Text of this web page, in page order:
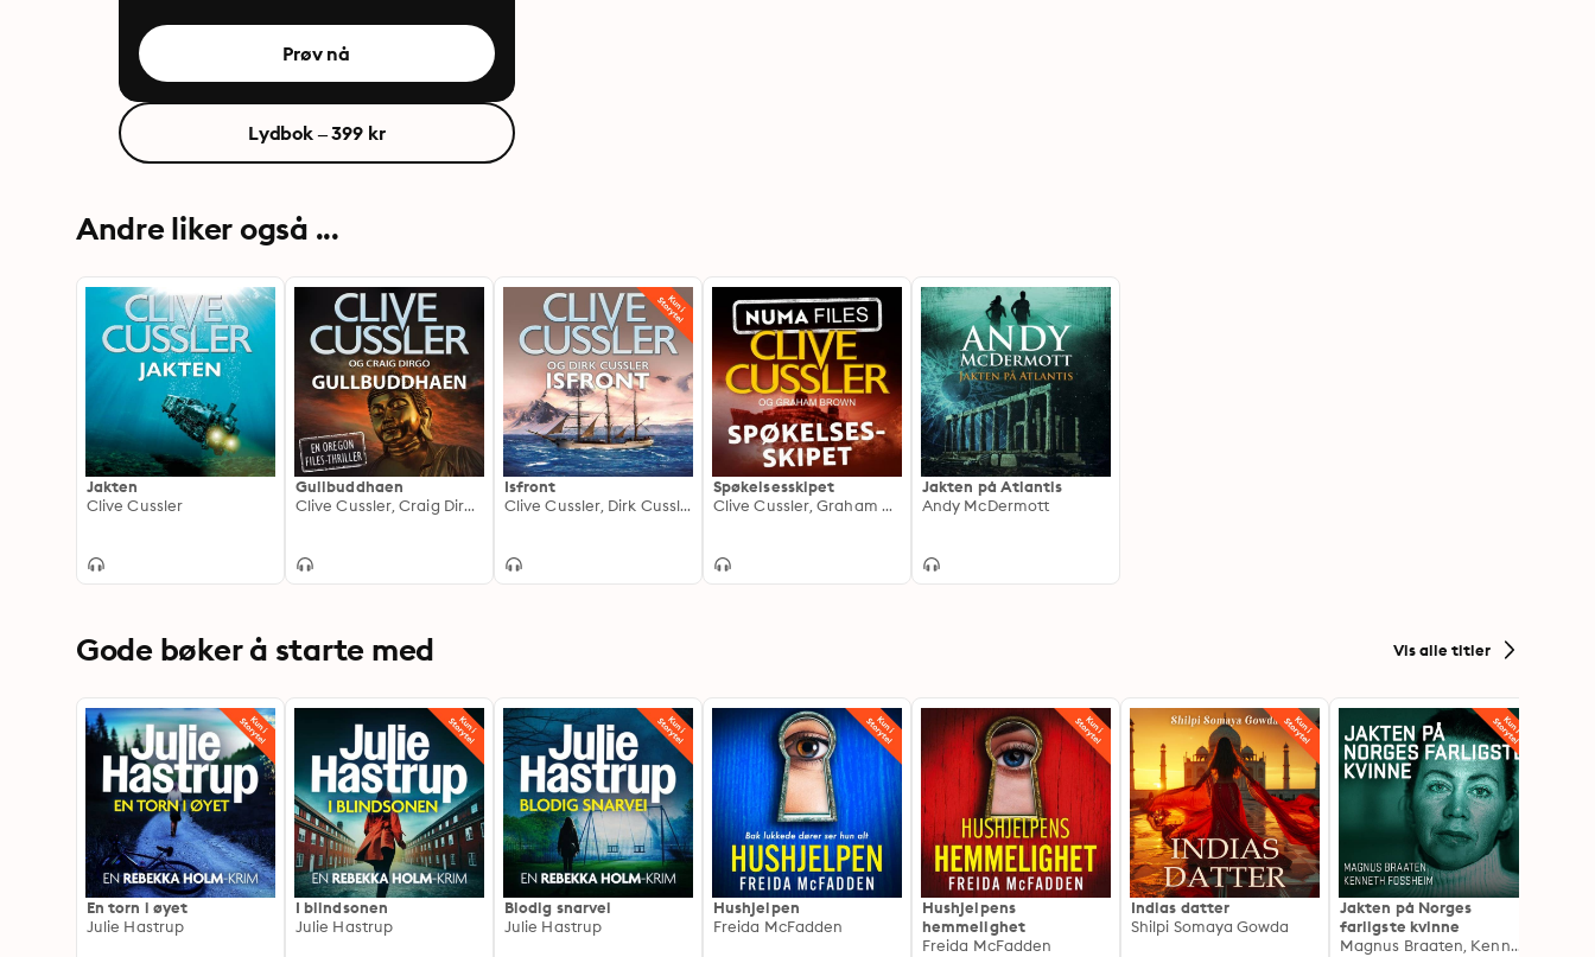
Prøv nå
Lydbok – 399 kr
Andre liker også ...
Jakten
Clive Cussler
Gullbuddhaen
Clive Cussler, Craig Dirgo
Isfront
Clive Cussler, Dirk Cussler
Spøkelsesskipet
Clive Cussler, Graham Brown
Jakten på Atlantis
Andy McDermott
Gode bøker å starte med Vis alle titler
En torn i øyet
Julie Hastrup
I blindsonen
Julie Hastrup
Blodig snarvei
Julie Hastrup
Hushjelpen
Freida McFadden
Hushjelpens
hemmelighet
Freida McFadden
Indias datter
Shilpi Somaya Gowda
Jakten på Norges
farligste kvinne
Magnus Braaten, Kenneth Fossheim